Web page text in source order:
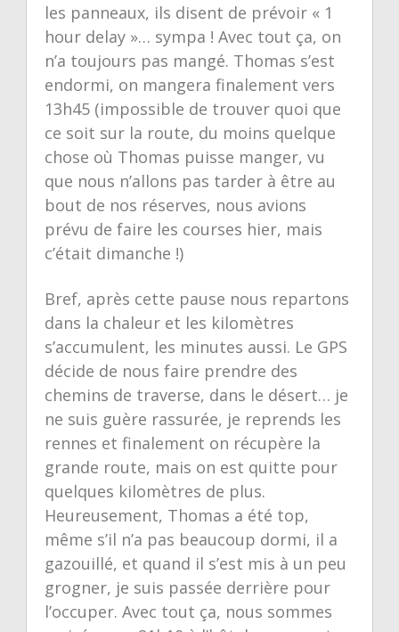
les panneaux, ils disent de prévoir « 1
hour delay »… sympa ! Avec tout ça, on
n’a toujours pas mangé. Thomas s’est
endormi, on mangera finalement vers
13h45 (impossible de trouver quoi que
ce soit sur la route, du moins quelque
chose où Thomas puisse manger, vu
que nous n’allons pas tarder à être au
bout de nos réserves, nous avions
prévu de faire les courses hier, mais
c’était dimanche !)
Bref, après cette pause nous repartons
dans la chaleur et les kilomètres
s’accumulent, les minutes aussi. Le GPS
décide de nous faire prendre des
chemins de traverse, dans le désert… je
ne suis guère rassurée, je reprends les
rennes et finalement on récupère la
grande route, mais on est quitte pour
quelques kilomètres de plus.
Heureusement, Thomas a été top,
même s’il n’a pas beaucoup dormi, il a
gazouillé, et quand il s’est mis à un peu
grogner, je suis passée derrière pour
l’occuper. Avec tout ça, nous sommes